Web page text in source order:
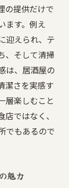
の提供だけで
ます。例え
迎えられ、テ
、そして清掃
は、居酒屋の
潔さを実感す
層楽しむこと
ではなく、
でもあるので
魅力